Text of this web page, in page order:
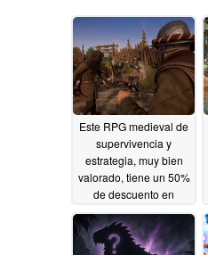
Este RPG medieval de
supervivencia y
estrategia, muy bien
valorado, tiene un 50%
de descuento en
Steam05/01/2026